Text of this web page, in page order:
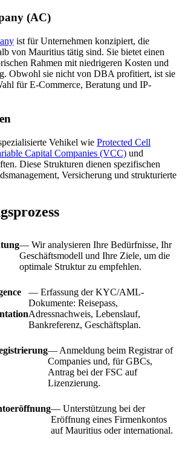
(AC)
ist für Unternehmen konzipiert, die
von Mauritius tätig sind. Sie bietet einen
Rahmen mit niedrigeren Kosten und
Obwohl sie nicht von DBA profitiert, ist sie
für E-Commerce, Beratung und IP-
Vehikel wie Protected Cell
Capital Companies (VCC) und
Diese Strukturen dienen spezifischen
Versicherung und strukturierte
— Wir analysieren Ihre Bedürfnisse, Ihr
Geschäftsmodell und Ihre Ziele, um die
optimale Struktur zu empfehlen.
— Erfassung der KYC/AML-
Dokumente: Reisepass,
Adressnachweis, Lebenslauf,
Bankreferenz, Geschäftsplan.
— Anmeldung beim Registrar of
Companies und, für GBCs,
Antrag bei der FSC auf
Lizenzierung.
— Unterstützung bei der
Eröffnung eines Firmenkontos
auf Mauritius oder international.